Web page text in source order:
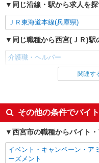
同じ沿線・駅から求人を
ＪＲ東海道本線(兵庫県)
同じ職種から西宮(ＪＲ)駅
介護職・ヘルパー
同じ雇用形態から西宮(Ｊ
同じ特徴から西宮(ＪＲ)駅
入社日応相談
経験者・有資格者歓迎
女性活躍中
関連す
その他の条件でバイ
西宮市の職種からバイト
イベント・キャンペーン・ア
ーズメント